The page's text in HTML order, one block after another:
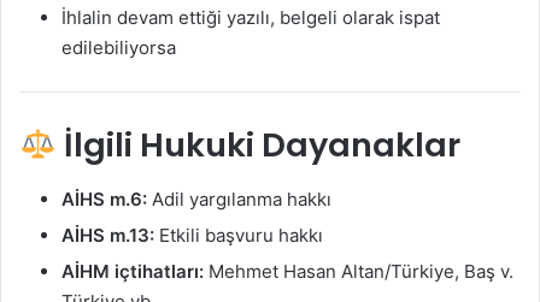
İhlalin devam ettiği yazılı, belgeli olarak ispat
edilebiliyorsa
İlgili Hukuki Dayanaklar
AİHS m.6: Adil yargılanma hakkı
AİHS m.13: Etkili başvuru hakkı
AİHM içtihatları: Mehmet Hasan Altan/Türkiye, Baş v.